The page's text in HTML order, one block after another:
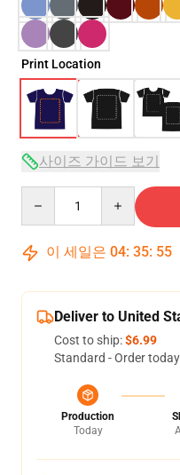
Print Location
사이즈 가이드 보기
이 세일은 04: 35: 54
Deliver to United
Cost to ship:$6.99
Standard - Order
Production
Today